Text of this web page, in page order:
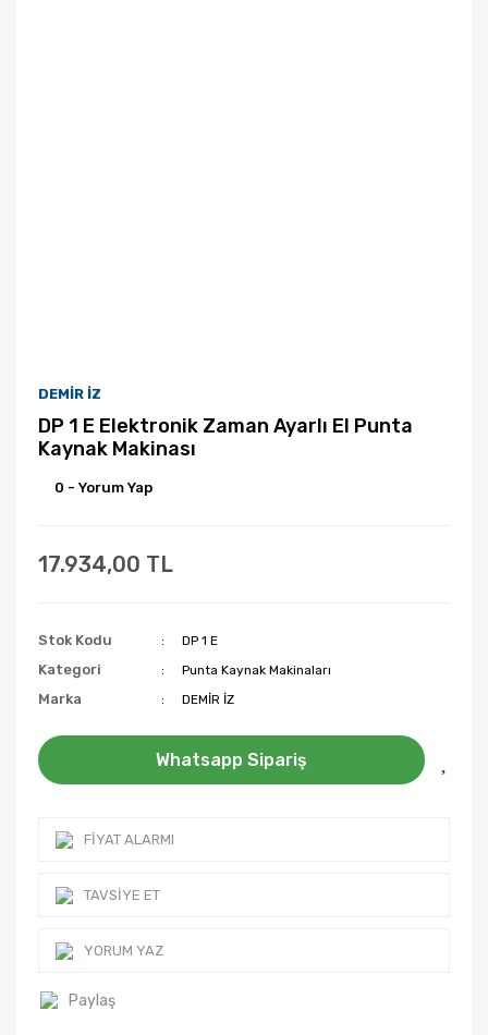
DEMİR İZ
DP 1 E Elektronik Zaman Ayarlı El Punta
Kaynak Makinası
0 - Yorum Yap
17.934,00 TL
Stok Kodu DP 1 E
Kategori Punta Kaynak Makinaları
Marka DEMİR İZ
Whatsapp Sipariş
FIYAT ALARMI
TAVSIYE ET
YORUM YAZ
Paylaş